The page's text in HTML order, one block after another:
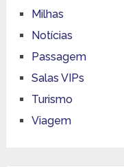
Milhas
Notícias
Passagem
Salas VIPs
Turismo
Viagem